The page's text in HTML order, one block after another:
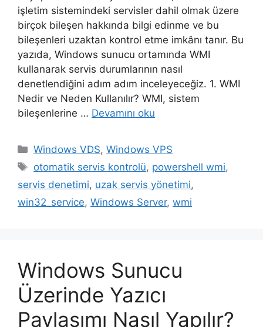
işletim sistemindeki servisler dahil olmak üzere
birçok bileşen hakkında bilgi edinme ve bu
bileşenleri uzaktan kontrol etme imkânı tanır. Bu
yazıda, Windows sunucu ortamında WMI
kullanarak servis durumlarının nasıl
denetlendiğini adım adım inceleyeceğiz. 1. WMI
Nedir ve Neden Kullanılır? WMI, sistem
bileşenlerine … Devamını oku
Kategoriler
Windows VDS,Windows VPS
Etiketler
otomatik servis kontrolü, powershell wmi,
servis denetimi, uzak servis yönetimi,
win32_service, Windows Server, wmi
Windows Sunucu
Üzerinde Yazıcı
Paylaşımı Nasıl Yapılır?